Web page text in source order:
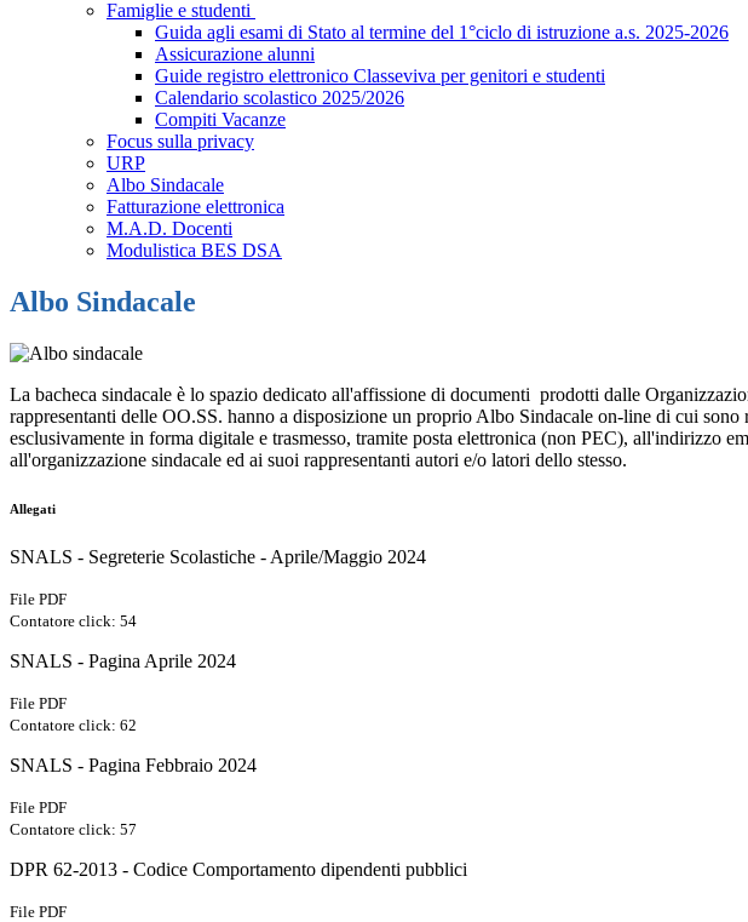
Famiglie e studenti
Guida agli esami di Stato al termine del 1°ciclo di istruzione a.s. 2025-2026
Assicurazione alunni
Guide registro elettronico Classeviva per genitori e studenti
Calendario scolastico 2025/2026
Compiti Vacanze
Focus sulla privacy
URP
Albo Sindacale
Fatturazione elettronica
M.A.D. Docenti
Modulistica BES DSA
Albo Sindacale
La bacheca sindacale è lo spazio dedicato all'affissione di documenti prodotti dalle
rappresentanti delle OO.SS. hanno a disposizione un proprio Albo Sindacale on-line di cui
esclusivamente in forma digitale e trasmesso, tramite posta elettronica (non PEC), all'indirizzo
all'organizzazione sindacale ed ai suoi rappresentanti autori e/o latori dello stesso.
Allegati
SNALS - Segreterie Scolastiche - Aprile/Maggio 2024
File PDF
Contatore click: 54
SNALS - Pagina Aprile 2024
File PDF
Contatore click: 62
SNALS - Pagina Febbraio 2024
File PDF
Contatore click: 57
DPR 62-2013 - Codice Comportamento dipendenti pubblici
File PDF